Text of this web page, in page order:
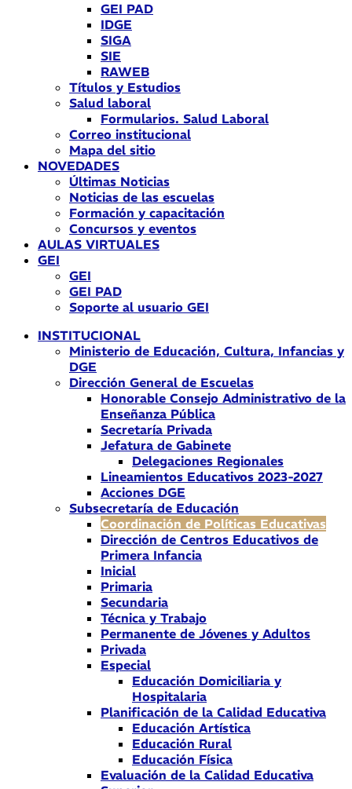
GEI PAD
IDGE
SIGA
SIE
RAWEB
Títulos y Estudios
Salud laboral
Formularios. Salud Laboral
Correo institucional
Mapa del sitio
NOVEDADES
Últimas Noticias
Noticias de las escuelas
Formación y capacitación
Concursos y eventos
AULAS VIRTUALES
GEI
GEI
GEI PAD
Soporte al usuario GEI
INSTITUCIONAL
Ministerio de Educación, Cultura, Infancias y
DGE
Dirección General de Escuelas
Honorable Consejo Administrativo de la
Enseñanza Pública
Secretaría Privada
Jefatura de Gabinete
Delegaciones Regionales
Lineamientos Educativos 2023-2027
Acciones DGE
Subsecretaría de Educación
Coordinación de Políticas Educativas
Dirección de Centros Educativos de
Primera Infancia
Inicial
Primaria
Secundaria
Técnica y Trabajo
Permanente de Jóvenes y Adultos
Privada
Especial
Educación Domiciliaria y
Hospitalaria
Planificación de la Calidad Educativa
Educación Artística
Educación Rural
Educación Física
Evaluación de la Calidad Educativa